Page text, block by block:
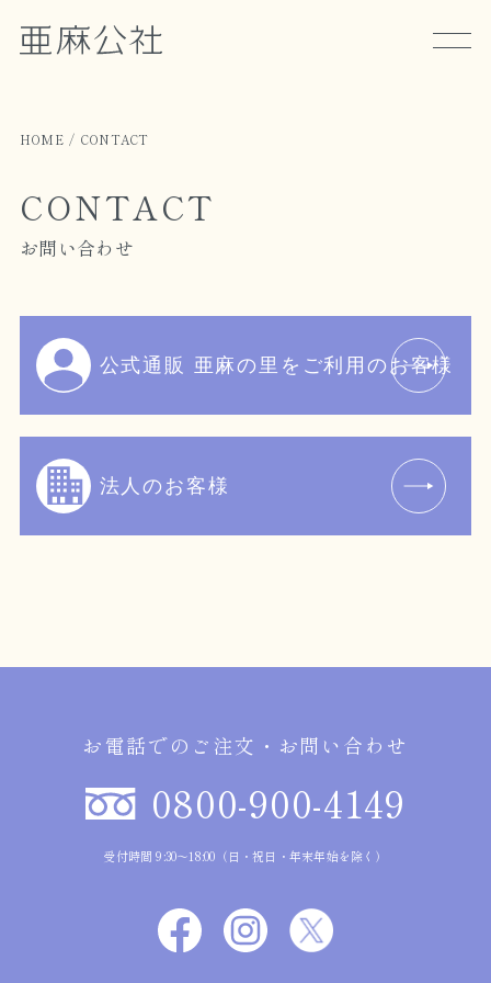
HOME CONTACT
CONTACT
お問い合わせ
公式通販 亜麻の里をご利用のお客様
法人のお客様
お電話でのご注文・お問い合わせ
0800-900-4149
受付時間 9:30～18:00（日・祝日・年末年始を除く）